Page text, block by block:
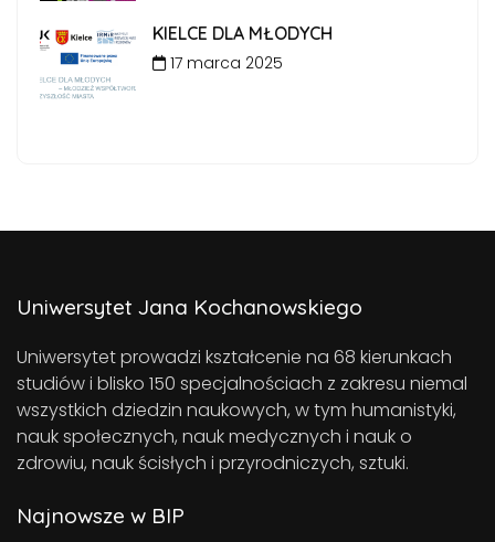
KIELCE DLA MŁODYCH
17 marca 2025
Uniwersytet Jana Kochanowskiego
Uniwersytet prowadzi kształcenie na 68 kierunkach
studiów i blisko 150 specjalnościach z zakresu niemal
wszystkich dziedzin naukowych, w tym humanistyki,
nauk społecznych, nauk medycznych i nauk o
zdrowiu, nauk ścisłych i przyrodniczych, sztuki.
Najnowsze w BIP